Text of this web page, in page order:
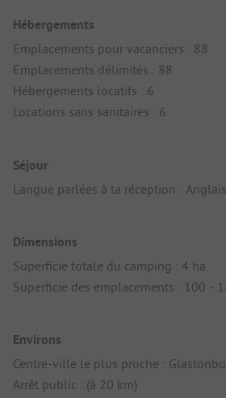
Hébergements
Emplacements pour vacanciers : 88
Emplacements délimités : 88
Hébergements locatifs : 6
Locations sans sanitaires : 6
Séjour
Langue parlées à la réception : Anglais
Dimensions
Superficie totale du camping : 4 ha
Superficie des emplacements : 100 -
Environs
Centre-ville le plus proche :
Arrêt public : (à 20 km)